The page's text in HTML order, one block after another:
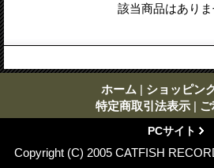
該当商品はあり
ホーム | ショッピン
特定商取引法表示 |
PCサイト
Copyright (C) 2005 CATFISH